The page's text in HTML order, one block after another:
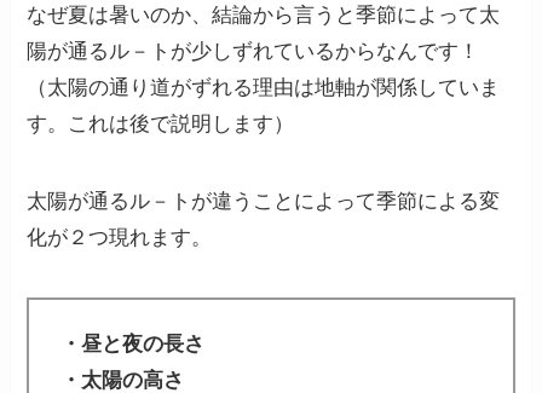
なぜ夏は暑いのか、結論から言うと季節によって太
陽が通るル－トが少しずれているからなんです！
（太陽の通り道がずれる理由は地軸が関係していま
す。これは後で説明します）
太陽が通るル－トが違うことによって季節による変
化が２つ現れます。
・昼と夜の長さ
・太陽の高さ